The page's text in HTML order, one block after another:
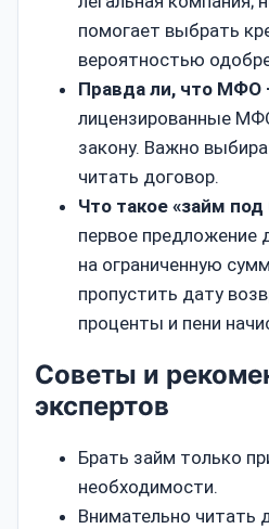
помогает выбрать
вероятностью
Правда ли, что МФО
лицензированные
закону. Важно
читать договор.
Что такое «займ под
первое предложение
на ограниченную
пропустить дату
проценты и пени
Советы и
экспертов
Брать займ только
необходимости.
Внимательно читать